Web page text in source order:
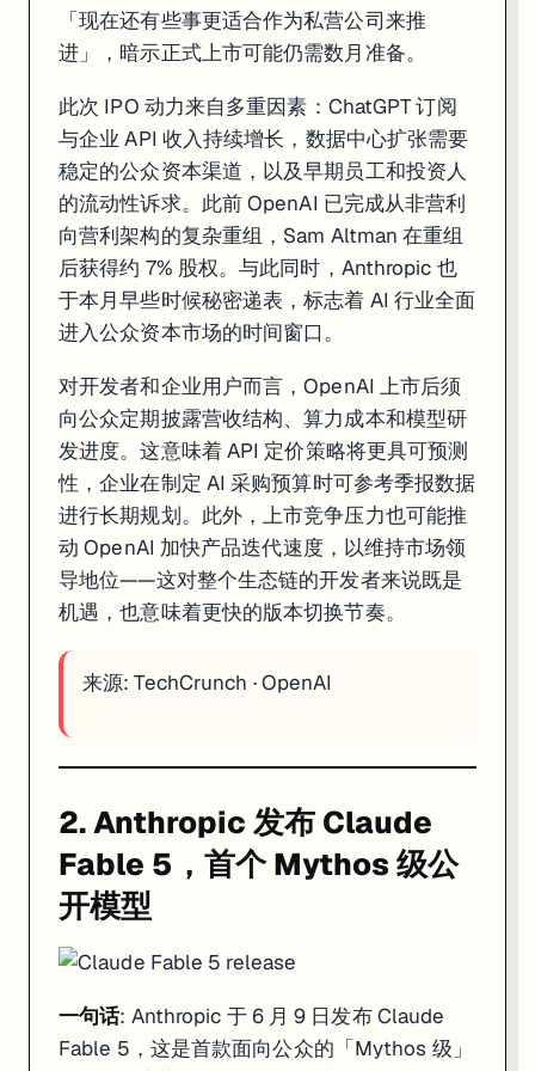
: 美众议员 Jay Obernolte（共）与 Lori Trahan（民）联署发
两党联署是此次草案的最大亮点——在当前政治极化背景下，AI 监管能
对于企业 AI 团队，GAAIA 草案目前处于讨论阶段，距离正式通过尚需
来源:White House· McDonald Hopkins·Jenner & Block
「现在还有些事更适合作为私营公司来推
进」，暗示正式上市可能仍需数月准备。
此次 IPO 动力来自多重因素：ChatGPT 订阅
与企业 API 收入持续增长，数据中心扩张需要
稳定的公众资本渠道，以及早期员工和投资人
的流动性诉求。此前 OpenAI 已完成从非营利
向营利架构的复杂重组，Sam Altman 在重组
后获得约 7% 股权。与此同时，Anthropic 也
于本月早些时候秘密递表，标志着 AI 行业全面
进入公众资本市场的时间窗口。
对开发者和企业用户而言，OpenAI 上市后须
向公众定期披露营收结构、算力成本和模型研
发进度。这意味着 API 定价策略将更具可预测
性，企业在制定 AI 采购预算时可参考季报数据
进行长期规划。此外，上市竞争压力也可能推
动 OpenAI 加快产品迭代速度，以维持市场领
导地位——这对整个生态链的开发者来说既是
机遇，也意味着更快的版本切换节奏。
来源:TechCrunch ·OpenAI
2. Anthropic 发布 Claude
Fable 5，首个 Mythos 级公
开模型
一句话: Anthropic 于 6 月 9 日发布 Claude
Fable 5，这是首款面向公众的「Mythos 级」